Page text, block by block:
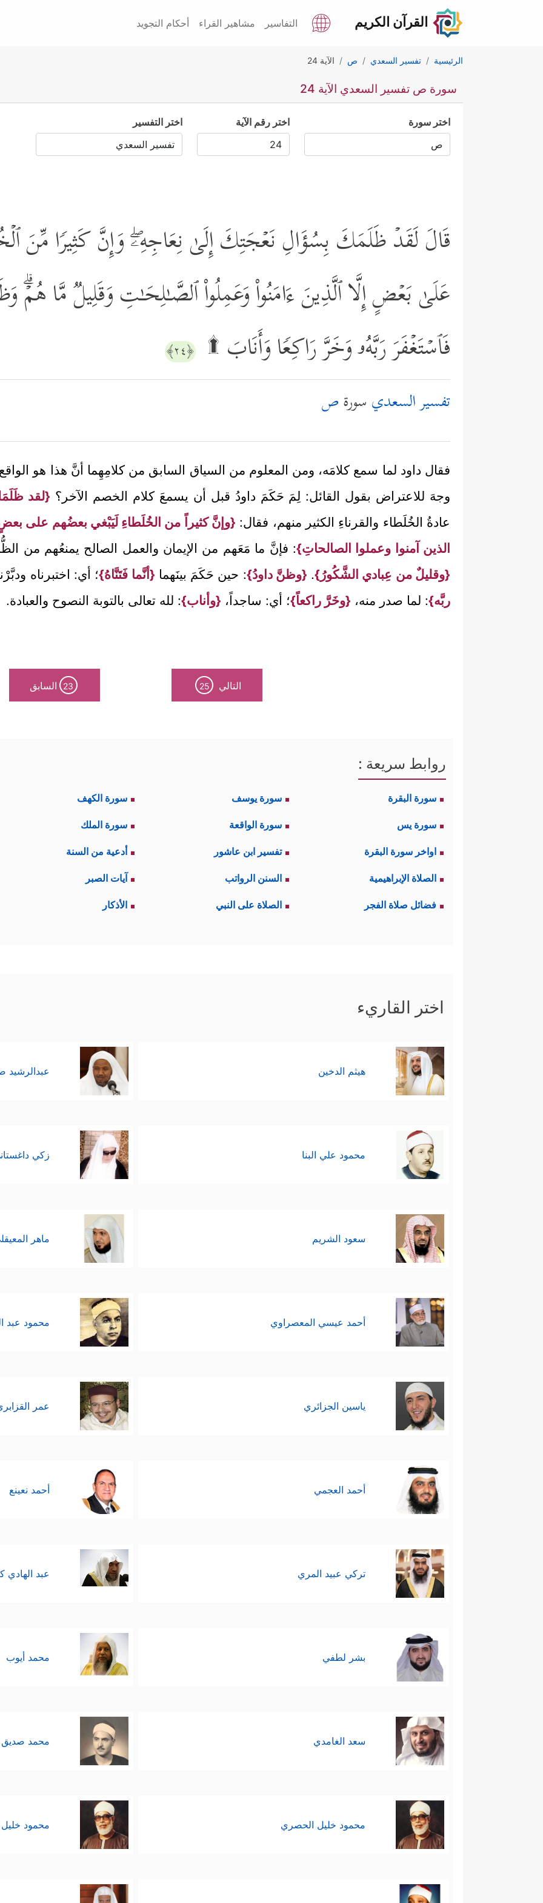
القرآن الكريم التفاسير مشاهير القراء أحكام التجويد
الرئيسية تفسير السعدي ص الآية 24
سورة ص تفسير السعدي الآية 24
اختر سورة اختر رقم الآية اختر التفسير
قَالَ لَقَدۡ ظَلَمَكَ بِسُؤَالِ نَعۡجَتِكَ إِلَىٰ نِعَاجِهِۦۖ وَإِنَّ كَثِیرࣰا مِّنَ
عَلَىٰ بَعۡضٍ إِلَّا ٱلَّذِینَ ءَامَنُواْ وَعَمِلُواْ ٱلصَّـٰلِحَـٰتِ وَقَلِیلࣱ مَّا هُمۡۗ
فَٱسۡتَغۡفَرَ رَبَّهُۥ وَخَرَّ رَاكِعࣰا وَأَنَابَ ۩ ﴿٢٤﴾
تفسير السعدي سورةص
فقال داود لما سمع كلامَه، ومن المعلوم من السياق السابق من كلامِهِما أنَّ هذا هو
وجهَ للاعتراض بقول القائل: لِمَ حَكَمَ داودُ قبل أن يسمعَ كلام الخصم الآخر؟ {لقد
عادةُ الخُلَطاء والقرناءِ الكثير منهم، فقال: {وإنَّ كثيراً من الخُلَطاءِ لَيَبْغي بعضُهم على
الذين آمنوا وعملوا الصالحاتِ}: فإنَّ ما مَعَهم من الإيمان والعمل الصالح يمنعُهم من
{وقليلٌ من عِبادي الشَّكُورُ}. {وظنَّ داودُ}: حين حَكَمَ بينَهما {أنَّما فَتَنَّاهُ}؛ أي: اختبرناه
ربَّه}: لما صدر منه، {وخَرَّ راكعاً}؛ أي: ساجداً، {وأناب}: لله تعالى بالتوبة النصوح والعبادة.
التالي 25
23 السابق
روابط سريعة :
سورة البقرة سورة يوسف سورة الكهف
سورة يس سورة الواقعة سورة الملك
اواخر سورة البقرة تفسير ابن عاشور أدعية من السنة
الصلاة الإبراهيمية السنن الرواتب آيات الصبر
فضائل صلاة الفجر الصلاة على النبي الأذكار
اختر القاريء
هيثم الدخين عبدالرشيد
محمود علي البنا زكي
سعود الشريم ماهر
أحمد عيسي المعصراوي محمود عبد
ياسين الجزائري عمر
أحمد العجمي أحمد نعينع
تركي عبيد المري عبد الهادي
بشر لطفي محمد أيوب
سعد الغامدي محمد صديق
محمود خليل الحصري محمود